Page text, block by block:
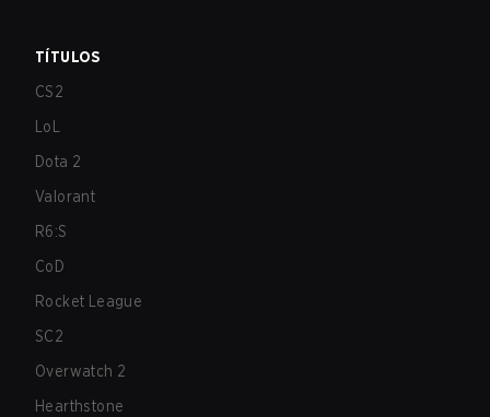
TÍTULOS
CS2
LoL
Dota 2
Valorant
R6:S
CoD
Rocket League
SC2
Overwatch 2
Hearthstone